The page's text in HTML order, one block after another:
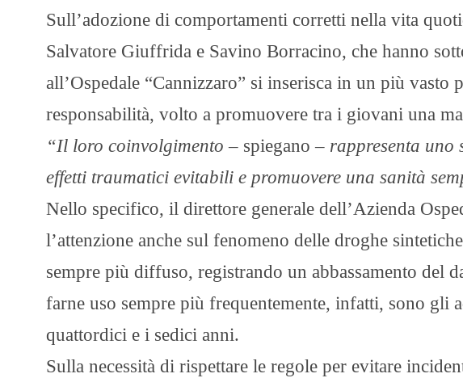
Sull’adozione di comportamenti corretti nella vita
Salvatore Giuffrida e Savino Borracino, che hanno
all’Ospedale “Cannizzaro” si inserisca in un più vasto
responsabilità, volto a promuovere tra i giovani una
“Il loro coinvolgimento – spiegano – rappresenta uno
effetti traumatici evitabili e promuovere una sanità
Nello specifico, il direttore generale dell’Azienda
l’attenzione anche sul fenomeno delle droghe
sempre più diffuso, registrando un abbassamento del
farne uso sempre più frequentemente, infatti, sono gli
quattordici e i sedici anni.
Sulla necessità di rispettare le regole per evitare